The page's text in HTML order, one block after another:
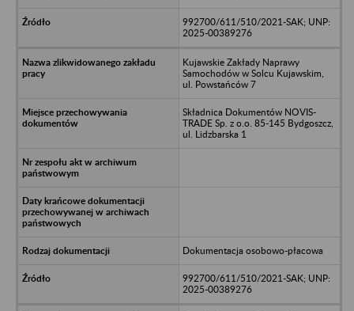
992700/611/510/2021-SAK; UNP:
2025-00389276
Kujawskie Zakłady Naprawy
Samochodów w Solcu Kujawskim,
ul. Powstańców 7
Składnica Dokumentów NOVIS-
TRADE Sp. z o.o. 85-145 Bydgoszcz,
ul. Lidzbarska 1
Dokumentacja osobowo-płacowa
992700/611/510/2021-SAK; UNP:
2025-00389276